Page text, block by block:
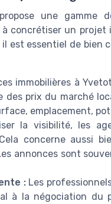
une gamme
concrétiser un projet
est essentiel de bien
immobilières à
prix du marché
emplacement,
la visibilité, les
concerne aussi
annonces sont
:Les
à la négociation du